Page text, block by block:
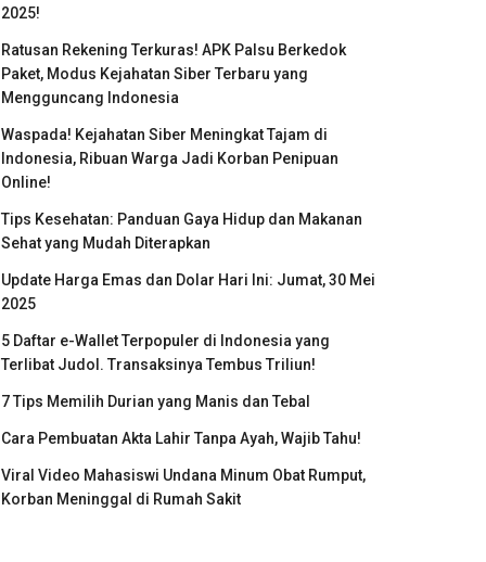
2025!
Ratusan Rekening Terkuras! APK Palsu Berkedok
Paket, Modus Kejahatan Siber Terbaru yang
Mengguncang Indonesia
Waspada! Kejahatan Siber Meningkat Tajam di
Indonesia, Ribuan Warga Jadi Korban Penipuan
Online!
Tips Kesehatan: Panduan Gaya Hidup dan Makanan
Sehat yang Mudah Diterapkan
Update Harga Emas dan Dolar Hari Ini: Jumat, 30 Mei
2025
5 Daftar e-Wallet Terpopuler di Indonesia yang
Terlibat Judol. Transaksinya Tembus Triliun!
7 Tips Memilih Durian yang Manis dan Tebal
Cara Pembuatan Akta Lahir Tanpa Ayah, Wajib Tahu!
Viral Video Mahasiswi Undana Minum Obat Rumput,
Korban Meninggal di Rumah Sakit